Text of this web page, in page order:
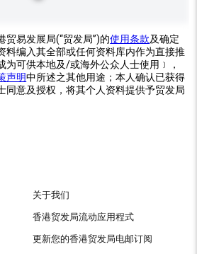
贸易发展局(“贸发局”)的使用条款及确定
料编入其全部或任何资料库内作为直接推
为可供本地及/或海外公众人士使用﹞，
声明中所述之其他用途；本人确认已获得
同意及授权，将其个人资料提供予贸发局
关于我们
香港贸发局流动应用程式
更新您的香港贸发局电邮订阅